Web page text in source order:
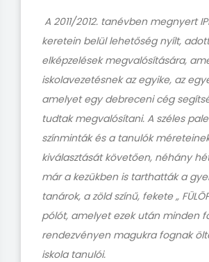
A 2011/2012. tanévben megnyert
keretein belül lehetőség nyílt, adott
elképzelések megvalósítására,
iskolavezetésnek az egyike, az
amelyet egy debreceni cég
tudtak megvalósítani. A széles
színminták és a tanulók
kiválasztását követően, néhány
már a kezükben is tarthatták a
tanárok, a zöld színű, fekete „
pólót, amelyet ezek után minden
rendezvényen magukra fognak
iskola tanulói.